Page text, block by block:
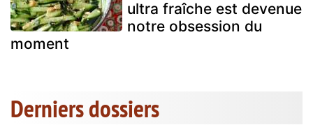
ultra fraîche est devenue
notre obsession du
moment
Derniers dossiers